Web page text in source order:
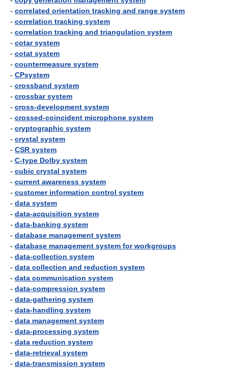
- correlated orientation tracking and range system
- correlation tracking system
- correlation tracking and triangulation system
- cotar system
- cotat system
- countermeasure system
- CPsystem
- crossband system
- crossbar system
- cross-development system
- crossed-coincident microphone system
- cryptographic system
- crystal system
- CSR system
- C-type Dolby system
- cubic crystal system
- current awareness system
- customer information control system
- data system
- data-acquisition system
- data-banking system
- database management system
- database management system for workgroups
- data-collection system
- data collection and reduction system
- data communication system
- data-compression system
- data-gathering system
- data-handling system
- data management system
- data-processing system
- data reduction system
- data-retrieval system
- data-transmission system